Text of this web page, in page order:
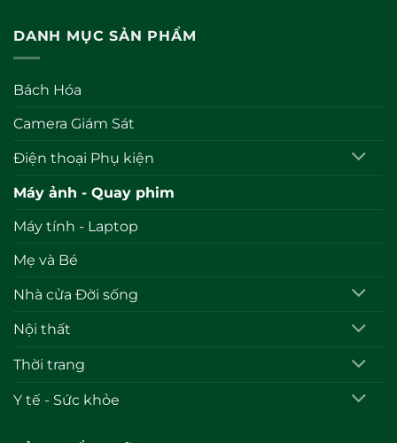
DANH MỤC SẢN PHẨM
Bách Hóa
Camera Giám Sát
Điện thoại Phụ kiện
Máy ảnh - Quay phim
Máy tính - Laptop
Mẹ và Bé
Nhà cửa Đời sống
Nội thất
Thời trang
Y tế - Sức khỏe